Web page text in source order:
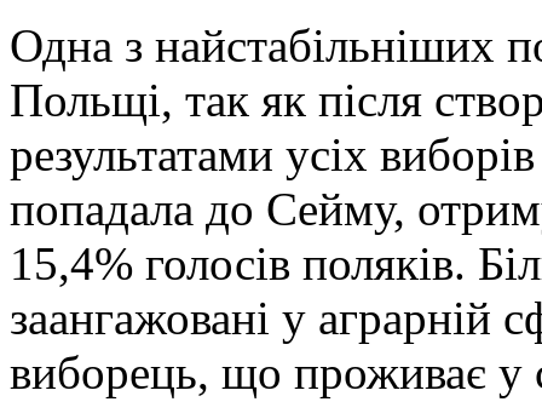
Одна з найстабільніших
Польщі, так як після
результатами усіх
попадала до Сейму,
15,4% голосів поляків.
заангажовані у аграрній
виборець, що проживає у